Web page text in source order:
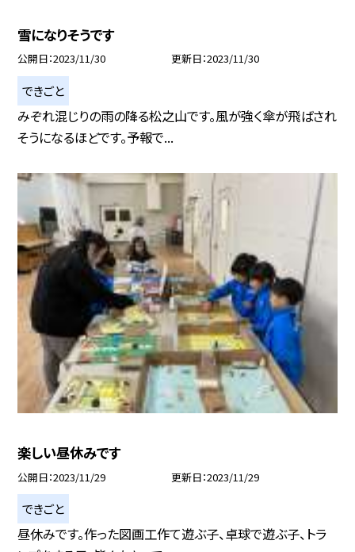
雪になりそうです
公開日 2023/11/30 更新日 2023/11/30
できごと
みぞれ混じりの雨の降る松之山です。風が強く傘が飛ばされ
そうになるほどです。予報で...
楽しい昼休みです
公開日 2023/11/29 更新日 2023/11/29
できごと
昼休みです。作った図画工作て遊ぶ子、卓球で遊ぶ子、トラ